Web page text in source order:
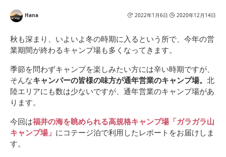
Hana 2022年1月6日 2020年12月14日
秋も深まり、いよいよ冬の時期に入るという所で、今年の営
業期間が終わるキャンプ場も多くなってきます。
季節を問わずキャンプを楽しみたい方には辛い時期ですが、
そんなキャンパーの皆様の味方が通年営業のキャンプ場。 北
陸エリアにも数は少ないですが、通年営業のキャンプ場があ
ります。
今回は福井の海を眺められる高規格キャンプ場「ガラガラ山
キャンプ場」 にコテージ泊で利用したレポートをお届けしま
す。